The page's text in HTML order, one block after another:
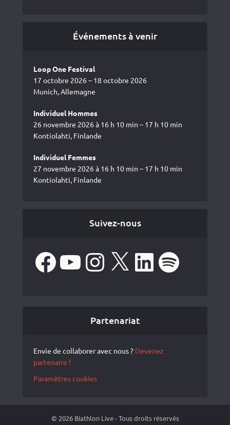
Événements à venir
Loop One Festival
17 octobre 2026 – 18 octobre 2026
Munich, Allemagne
Individuel Hommes
26 novembre 2026 à 16 h 10 min – 17 h 10 min
Kontiolahti, Finlande
Individuel Femmes
27 novembre 2026 à 16 h 10 min – 17 h 10 min
Kontiolahti, Finlande
Suivez-nous
FacebookYouTube Instagram LinkedIn Spotify
Partenariat
Envie de collaborer avec nous ? Devenez
partenaire !
Paramètres cookies
© 2026 Biathlon Live - Tous droits réservés